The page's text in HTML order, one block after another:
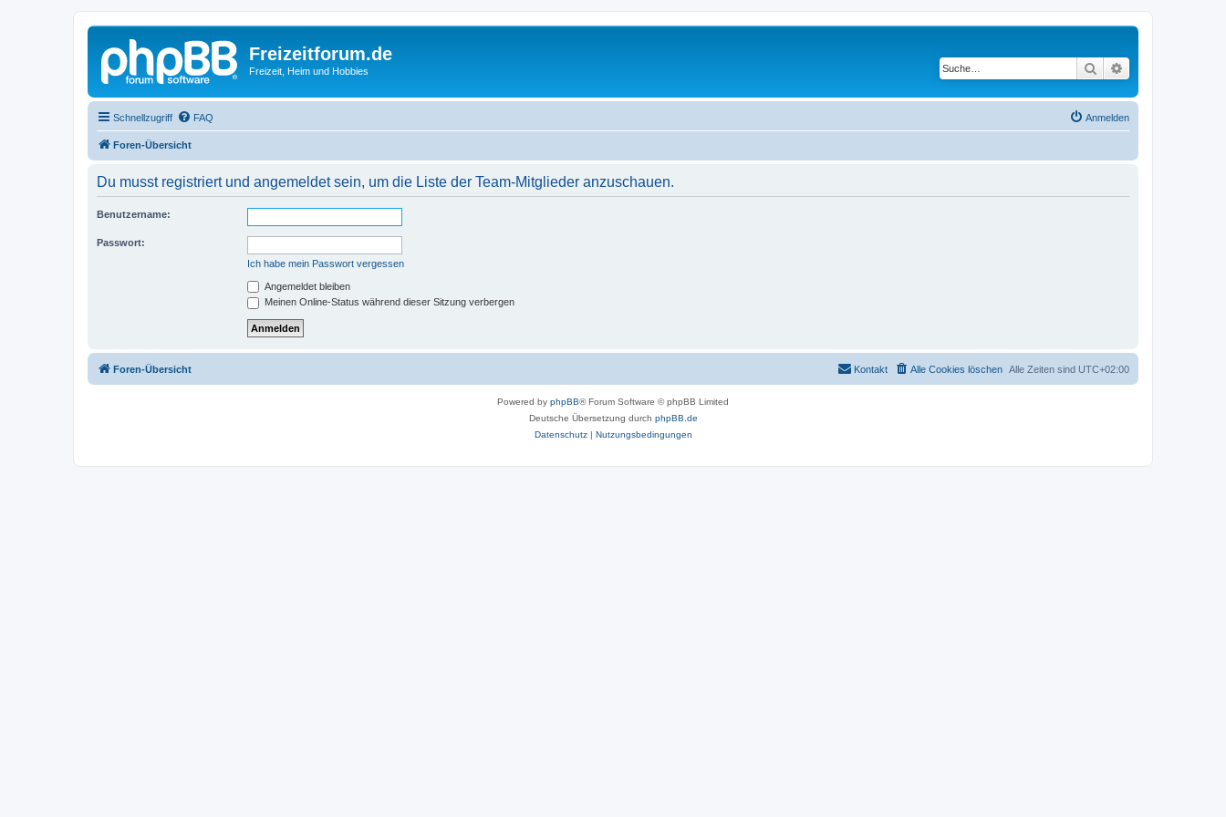
Freizeitforum.de
Freizeit, Heim und Hobbies Suche
Schnellzugriff FAQ Anmelden
Foren-Übersicht
Du musst registriert und angemeldet sein, um die Liste der Team-Mitglieder anzuschauen.
Benutzername:
Passwort:
Ich habe mein Passwort vergessen
Angemeldet bleiben
Meinen Online-Status während dieser Sitzung verbergen
Foren-Übersicht Alle Zeiten sind UTC+02:00
Alle Cookies löschen
Kontakt
Powered by phpBB® Forum Software © phpBB Limited
Deutsche Übersetzung durch phpBB.de
Datenschutz| Nutzungsbedingungen